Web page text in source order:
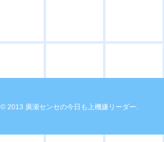
© 2013 廣瀬センセの今日も上機嫌リーダー.